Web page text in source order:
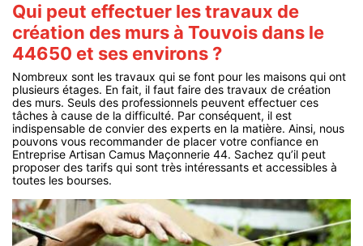
Qui peut effectuer les travaux de
création des murs à Touvois dans le
44650 et ses environs ?
Nombreux sont les travaux qui se font pour les maisons qui ont
plusieurs étages. En fait, il faut faire des travaux de création
des murs. Seuls des professionnels peuvent effectuer ces
tâches à cause de la difficulté. Par conséquent, il est
indispensable de convier des experts en la matière. Ainsi, nous
pouvons vous recommander de placer votre confiance en
Entreprise Artisan Camus Maçonnerie 44. Sachez qu’il peut
proposer des tarifs qui sont très intéressants et accessibles à
toutes les bourses.